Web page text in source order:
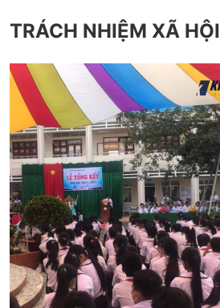
TRÁCH NHIỆM XÃ HỘI